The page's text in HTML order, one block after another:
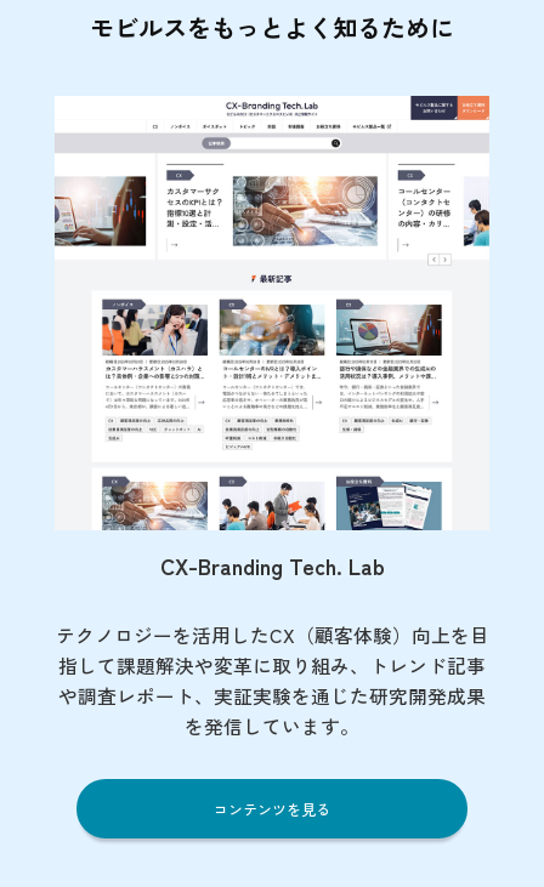
モビルスをもっとよく知るために
CX-Branding Tech. Lab
テクノロジーを活用したCX（顧客体験）向上を目
指して課題解決や変革に取り組み、トレンド記事
や調査レポート、実証実験を通じた研究開発成果
を発信しています。
コンテンツを見る